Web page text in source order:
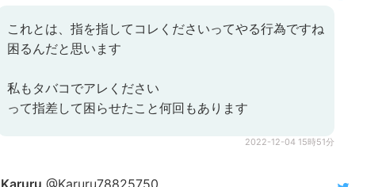
これとは、指を指してコレくださいってやる行為ですね
困るんだと思います
私もタバコでアレください
って指差して困らせたこと何回もあります
2022-12-04 15時51分
Karuru @Karuru78825750